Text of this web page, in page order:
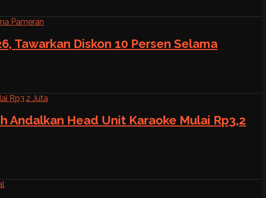
Tawarkan Diskon 10 Persen Selama
Andalkan Head Unit Karaoke Mulai Rp3,2